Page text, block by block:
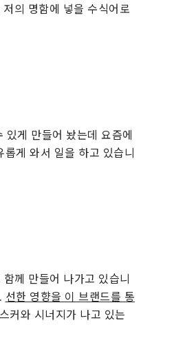
의 명함에 넣을 수식어로
게 만들어 놨는데 요즘에
게 와서 일을 하고 있습니
께 만들어 나가고 있습니
선한 영향을 이 브랜드를 통
커와 시너지가 나고 있는